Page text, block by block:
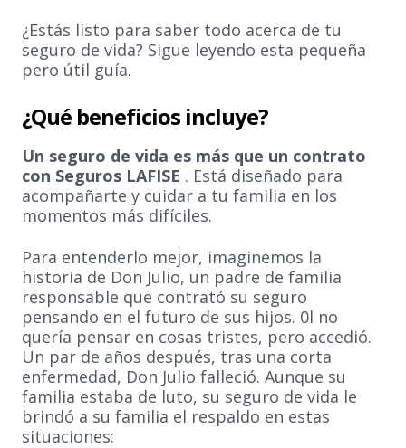
¿Estás listo para saber todo acerca de tu
seguro de vida? Sigue leyendo esta pequeña
pero útil guía.
¿Qué beneficios incluye?
Un seguro de vida es más que un contrato
con Seguros LAFISE . Está diseñado para
acompañarte y cuidar a tu familia en los
momentos más difíciles.
Para entenderlo mejor, imaginemos la
historia de Don Julio, un padre de familia
responsable que contrató su seguro
pensando en el futuro de sus hijos. 0l no
quería pensar en cosas tristes, pero accedió.
Un par de años después, tras una corta
enfermedad, Don Julio falleció. Aunque su
familia estaba de luto, su seguro de vida le
brindó a su familia el respaldo en estas
situaciones: